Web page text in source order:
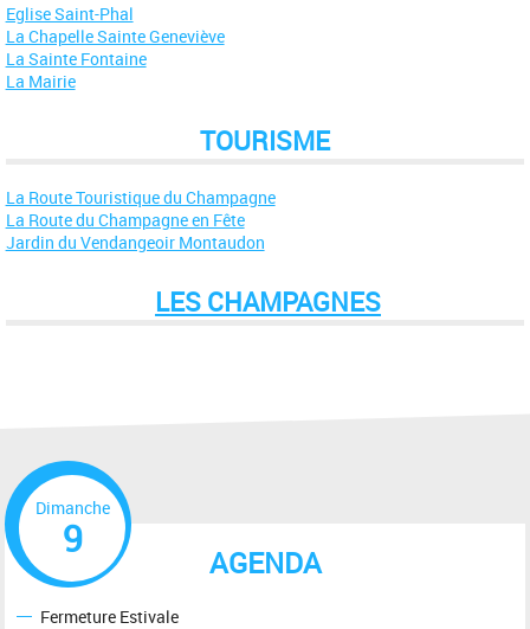
Eglise Saint-Phal
La Chapelle Sainte Geneviève
La Sainte Fontaine
La Mairie
TOURISME
La Route Touristique du Champagne
La Route du Champagne en Fête
Jardin du Vendangeoir Montaudon
LES CHAMPAGNES
AGENDA
Dimanche
9
Fermeture Estivale